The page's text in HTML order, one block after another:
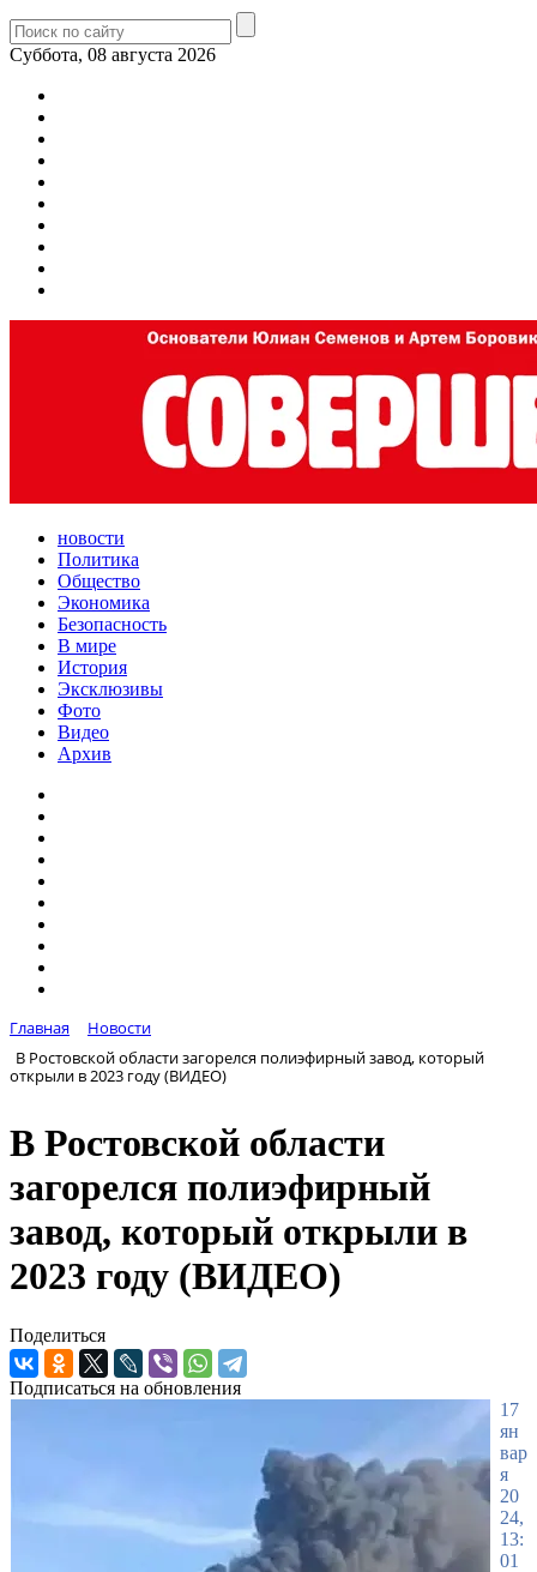
Суббота, 08 августа 2026
новости
Политика
Общество
Экономика
Безопасность
В мире
История
Эксклюзивы
Фото
Видео
Архив
Главная
Новости
В Ростовской области загорелся полиэфирный завод, который
открыли в 2023 году (ВИДЕО)
В Ростовской области
загорелся полиэфирный
завод, который открыли в
2023 году (ВИДЕО)
Поделиться
Подписаться на обновления
17
ян
вар
я
20
24,
13:
01